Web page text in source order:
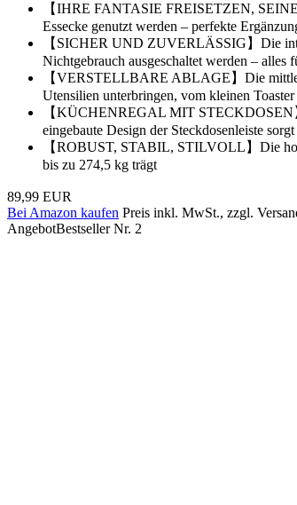
【IHRE FANTASIE FREISETZEN,
Essecke genutzt werden – perfekte
【SICHER UND ZUVERLÄSSIG】Die
Nichtgebrauch ausgeschaltet werden – alles
【VERSTELLBARE ABLAGE】Die
Utensilien unterbringen, vom kleinen
【KÜCHENREGAL MIT STECKDOSEN
eingebaute Design der Steckdosenleiste
【ROBUST, STABIL, STILVOLL】Die
bis zu 274,5 kg trägt
89,99 EUR
Bei Amazon kaufen Preis inkl. MwSt., zzgl.
AngebotBestseller Nr. 2